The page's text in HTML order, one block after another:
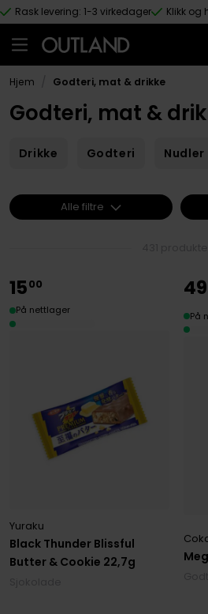
Hopp til hovedinnhold
Rask levering: 1-3 virkedager Klikk og
Hjem Godteri, mat & drikke
Godteri, mat &
Drikke Godteri Nudler
Black Thunder Blissful
Butter & Cookie 22,7g
Yuraku
1500
På nettlager
49
På
Alle filtre